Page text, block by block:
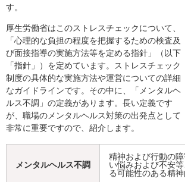
す。
厚生労働省はこのストレスチェックについて、
「心理的な負担の程度を把握するための検査及
び面接指導の実施方法等を定める指針」（以下
「指針」）を定めています。ストレスチェック
制度の具体的な実施方法や運営についての詳細
なガイドラインです。その中に、「メンタルヘ
ルス不調」の定義があります。長い定義です
が、職場のメンタルヘルス対策の出発点として
非常に重要ですので、紹介します。
メンタルヘルス不調
精神および行動の障
い悩みおよび不安等
る可能性のある精神